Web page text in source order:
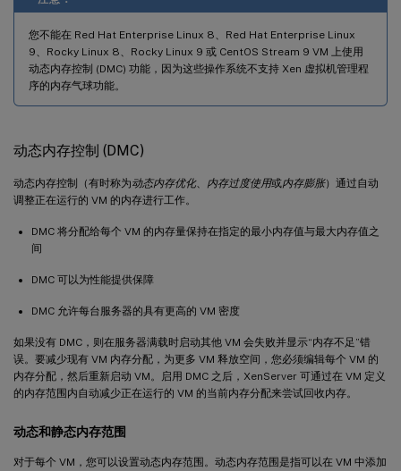
您不能在 Red Hat Enterprise Linux 8、Red Hat Enterprise Linux
9、Rocky Linux 8、Rocky Linux 9 或 CentOS Stream 9 VM 上使用
动态内存控制 (DMC) 功能，因为这些操作系统不支持 Xen 虚拟机管理程
序的内存气球功能。
动态内存控制 (DMC)
动态内存控制（有时称为动态内存优化、 内存过度使用或内存膨胀）通过自动
调整正在运行的 VM 的内存进行工作。
DMC 将分配给每个 VM 的内存量保持在指定的最小内存值与最大内存值之
间
DMC 可以为性能提供保障
DMC 允许每台服务器的具有更高的 VM 密度
如果没有 DMC，则在服务器满载时启动其他 VM 会失败并显示“内存不足”错
误。要减少现有 VM 内存分配，为更多 VM 释放空间，您必须编辑每个 VM 的
内存分配，然后重新启动 VM。启用 DMC 之后，XenServer 可通过在 VM 定义
的内存范围内自动减少正在运行的 VM 的当前内存分配来尝试回收内存。
动态和静态内存范围
对于每个 VM，您可以设置动态内存范围。动态内存范围是指可以在 VM 中添加